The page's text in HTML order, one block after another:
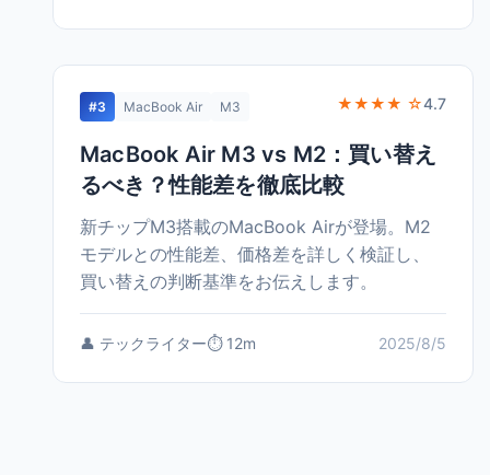
#3 MacBook Air M3 ★★★★ ☆4.7
MacBook Air M3 vs M2：買い替え
るべき？性能差を徹底比較
新チップM3搭載のMacBook Airが登場。M2
モデルとの性能差、価格差を詳しく検証し、
買い替えの判断基準をお伝えします。
👤 テックライター⏱️ 12m 2025/8/5